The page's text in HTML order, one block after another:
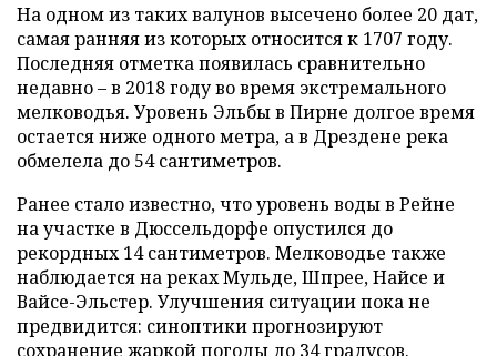
На одном из таких валунов высечено более 20 дат,
самая ранняя из которых относится к 1707 году.
Последняя отметка появилась сравнительно
недавно – в 2018 году во время экстремального
мелководья. Уровень Эльбы в Пирне долгое время
остается ниже одного метра, а в Дрездене река
обмелела до 54 сантиметров.
Ранее стало известно, что уровень воды в Рейне
на участке в Дюссельдорфе опустился до
рекордных 14 сантиметров. Мелководье также
наблюдается на реках Мульде, Шпрее, Найсе и
Вайсе-Эльстер. Улучшения ситуации пока не
предвидится: синоптики прогнозируют
сохранение жаркой погоды до 34 градусов.